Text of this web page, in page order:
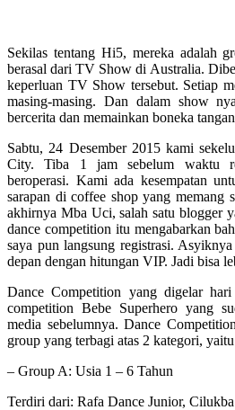
Sekilas tentang Hi5, mereka adalah
berasal dari TV Show di Australia.
keperluan TV Show tersebut. Setiap
masing-masing. Dan dalam show
bercerita dan memainkan boneka
Sabtu, 24 Desember 2015 kami
City. Tiba 1 jam sebelum waktu
beroperasi. Kami ada kesempatan
sarapan di coffee shop yang memang
akhirnya Mba Uci, salah satu blogger
dance competition itu mengabarkan
saya pun langsung registrasi.
depan dengan hitungan VIP. Jadi bisa
Dance Competition yang digelar
competition Bebe Superhero yang
media sebelumnya. Dance
group yang terbagi atas 2 kategori,
– Group A: Usia 1 – 6 Tahun
Terdiri dari: Rafa Dance Junior,